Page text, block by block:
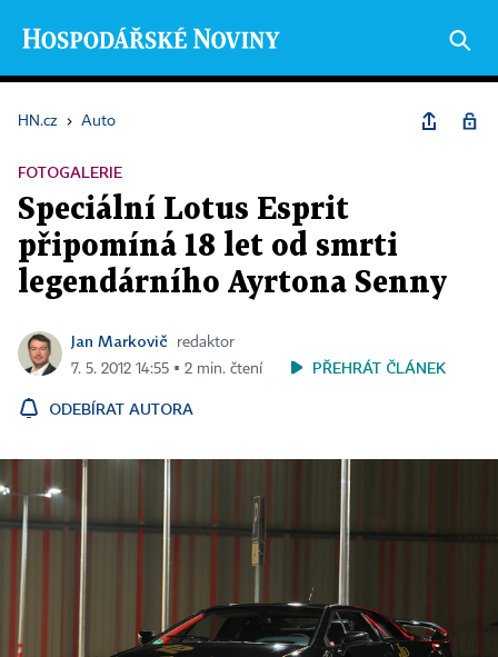
HN.cz › Auto
FOTOGALERIE
Speciální Lotus Esprit
připomíná 18 let od smrti
legendárního Ayrtona Senny
Jan Markovič
redaktor
7. 5. 2012 14:55 ▪ 2 min. čtení
PŘEHRÁT ČLÁNEK
ODEBÍRAT AUTORA